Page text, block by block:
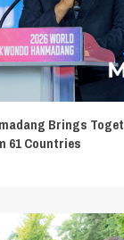
Brings
61 Countries